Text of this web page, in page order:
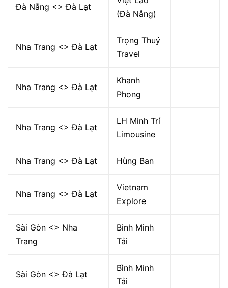
Đà Nẵng <> Đà Lạt
(Đà Nẵng)
Nha Trang <> Đà Lạt
Trọng Thuỷ
Travel
Nha Trang <> Đà Lạt
Khanh
Phong
Nha Trang <> Đà Lạt
LH Minh Trí
Limousine
Nha Trang <> Đà Lạt Hùng Ban
Nha Trang <> Đà Lạt
Vietnam
Explore
Sài Gòn <> Nha
Trang
Bình Minh
Tải
Sài Gòn <> Đà Lạt
Bình Minh
Tải